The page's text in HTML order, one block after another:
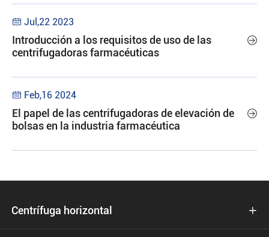
 Jul,22 2023
Introducción a los requisitos de uso de las
centrifugadoras farmacéuticas

 Feb,16 2024
El papel de las centrifugadoras de elevación de
bolsas en la industria farmacéutica

Centrífuga horizontal 